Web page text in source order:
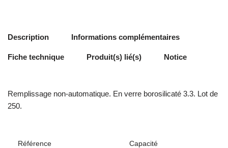
Description Informations complémentaires
Fiche technique Produit(s) lié(s) Notice
Remplissage non-automatique. En verre borosilicaté 3.3. Lot de
250.
Référence Capacité